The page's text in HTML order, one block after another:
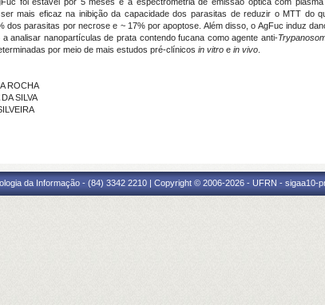
mais eficaz na inibição da capacidade dos parasitas de reduzir o MTT do
dos parasitas por necrose e ~ 17% por apoptose. Além disso, o AgFuc induz
analisar nanopartículas de prata contendo fucana como agente anti-
por meio de mais estudos pré-clínicos in vitro e in vivo
ROCHA
SILVA
da Informação - (84) 3342 2210 | Copyright © 2006-2026 - UFRN - sigaa10-